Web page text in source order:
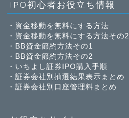
IPO初心者お役立ち情報
・ 資金移動を無料にする方法
・ 資金移動を無料にする方法その2
・ BB資金節約方法その1
・ BB資金節約方法その2
・ いちよし証券IPO購入手順
・ 証券会社別抽選結果表示まとめ
・ 証券会社別口座管理料まとめ